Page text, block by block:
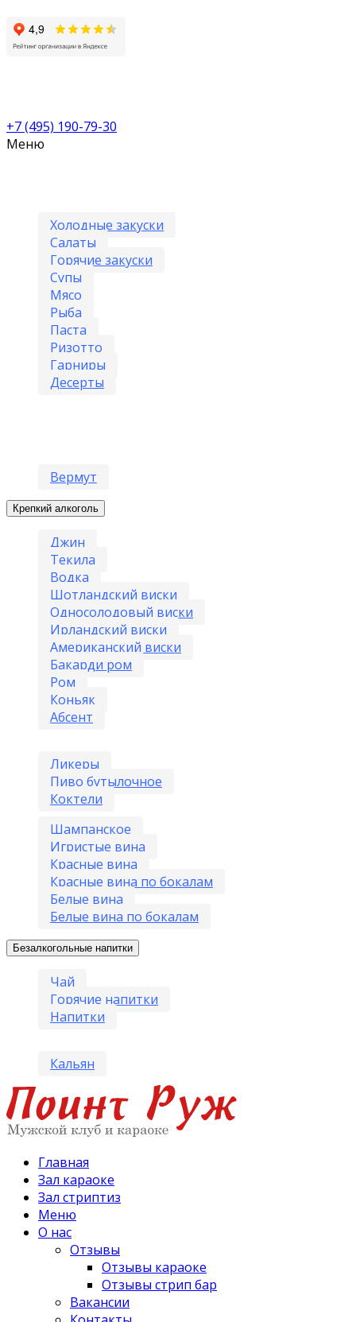
+7 (495) 190-79-30
Меню
Холодные закуски
Салаты
Горячие закуски
Супы
Мясо
Рыба
Паста
Ризотто
Гарниры
Десерты
Вермут
Крепкий алкоголь
Джин
Текила
Водка
Шотландский виски
Односолодовый виски
Ирландский виски
Американский виски
Бакарди ром
Ром
Коньяк
Абсент
Ликеры
Пиво бутылочное
Коктели
Шампанское
Игристые вина
Красные вина
Красные вина по бокалам
Белые вина
Белые вина по бокалам
Безалкогольные напитки
Чай
Горячие напитки
Напитки
Кальян
Главная
Зал караоке
Зал стриптиз
Меню
О нас
Отзывы
Отзывы караоке
Отзывы стрип бар
Вакансии